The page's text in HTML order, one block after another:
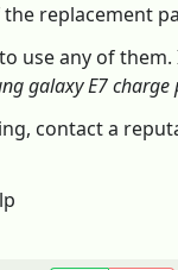
the replacement
use any of
galaxy E7 charge
contact a